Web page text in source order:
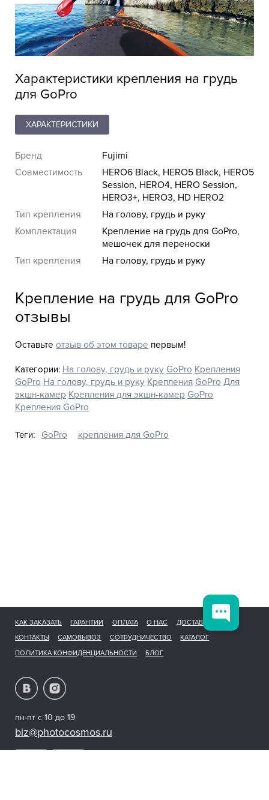
Характеристики крепления на грудь
для GoPro
ХАРАКТЕРИСТИКИ
Бренд
Fujimi
Совместимость
HERO6 Black, HERO5 Black, HERO5
Session, HERO4, HERO Session,
HERO3+, HERO3, HD HERO2
Тип крепления
На голову, грудь и руку
Комплектация
Крепление на грудь для GoPro,
мешочек для переноски
Тип крепления
На голову, грудь и руку
Крепление на грудь для GoPro
отзывы
Оставьте отзыв об этом товаре первым!
Категории: На голову, грудь и руку GoPro Крепления
GoPro На голову, грудь и руку Крепления GoPro Для
экшн-камер Крепления для экшн-камер GoPro
Крепления GoPro
Теги: GoPro крепления для GoPro
КАК ЗАКАЗАТЬ ГАРАНТИИ ОПЛАТА О НАС
ДОСТАВКА
КОНТАКТЫ
САМОВЫВОЗ СОТРУДНИЧЕСТВО
КАТАЛОГ
ПОЛИТИКА КОНФИДЕНЦИАЛЬНОСТИ
БЛОГ
пн-пт с 10 до 19
biz@photocosmos.ru